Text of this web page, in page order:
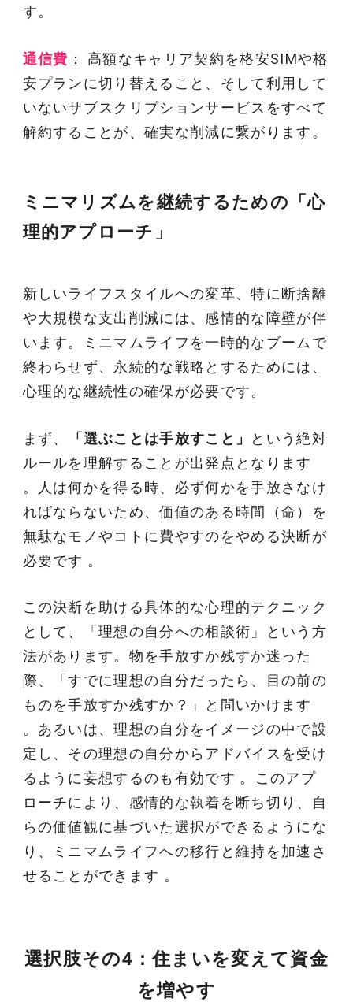
す。
通信費 ： 高額なキャリア契約を格安SIMや格
安プランに切り替えること、そして利用して
いないサブスクリプションサービスをすべて
解約することが、確実な削減に繋がります。
ミニマリズムを継続するための「心
理的アプローチ」
新しいライフスタイルへの変革、特に断捨離
や大規模な支出削減には、感情的な障壁が伴
います。ミニマムライフを一時的なブームで
終わらせず、永続的な戦略とするためには、
心理的な継続性の確保が必要です。
まず、 「選ぶことは手放すこと」
という絶対
ルールを理解することが出発点となります
。人は何かを得る時、必ず何かを手放さなけ
ればならないため、価値のある時間（命）を
無駄なモノやコトに費やすのをやめる決断が
必要です 。
この決断を助ける具体的な心理的テクニック
として、「理想の自分への相談術」という方
法があります。物を手放すか残すか迷った
際、「すでに理想の自分だったら、目の前の
ものを手放すか残すか？」と問いかけます
。あるいは、理想の自分をイメージの中で設
定し、その理想の自分からアドバイスを受け
るように妄想するのも有効です 。このアプ
ローチにより、感情的な執着を断ち切り、自
らの価値観に基づいた選択ができるようにな
り、ミニマムライフへの移行と維持を加速さ
せることができます 。
選択肢その4：住まいを変えて資金
を増やす